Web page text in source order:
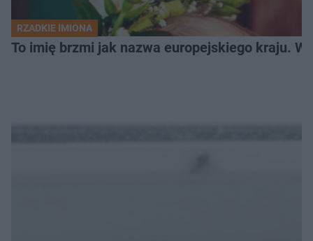
RZADKIE IMIONA
To imię brzmi jak nazwa europejskiego kraju.